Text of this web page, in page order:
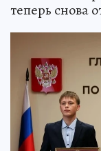
теперь снова